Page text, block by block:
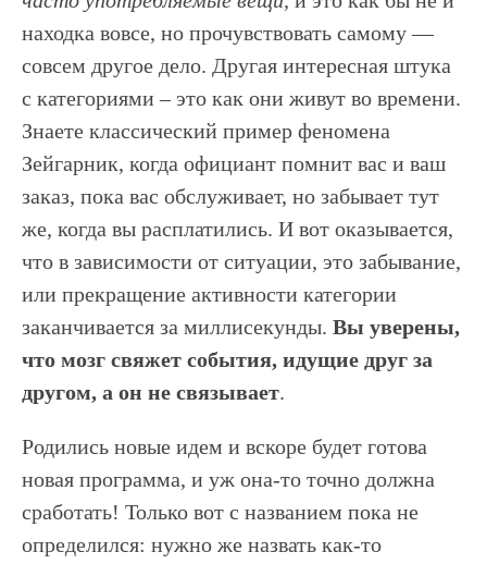
находка вовсе, но прочувствовать самому —
совсем другое дело. Другая интересная штука
с категориями – это как они живут во времени.
Знаете классический пример феномена
Зейгарник, когда официант помнит вас и ваш
заказ, пока вас обслуживает, но забывает тут
же, когда вы расплатились. И вот оказывается,
что в зависимости от ситуации, это забывание,
или прекращение активности категории
заканчивается за миллисекунды. Вы уверены,
что мозг свяжет события, идущие друг за
другом, а он не связывает.
Родились новые идем и вскоре будет готова
новая программа, и уж она-то точно должна
сработать! Только вот с названием пока не
определился: нужно же назвать как-то